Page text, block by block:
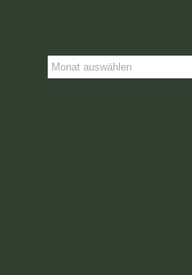
Archiv